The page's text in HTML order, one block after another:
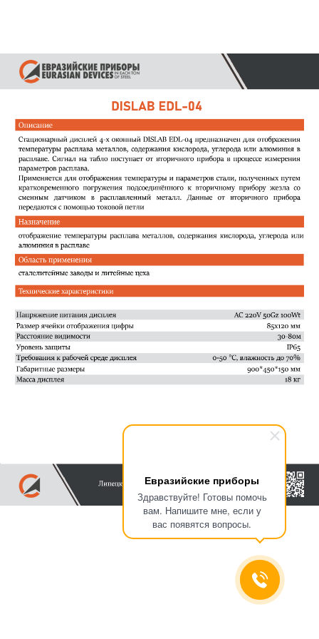
Евразийские приборы
Здравствуйте! Готовы помочь
вам. Напишите мне, если у
вас появятся вопросы.